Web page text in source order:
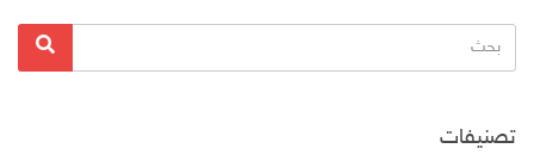
البحث
عن:
بحث
تصنيفات